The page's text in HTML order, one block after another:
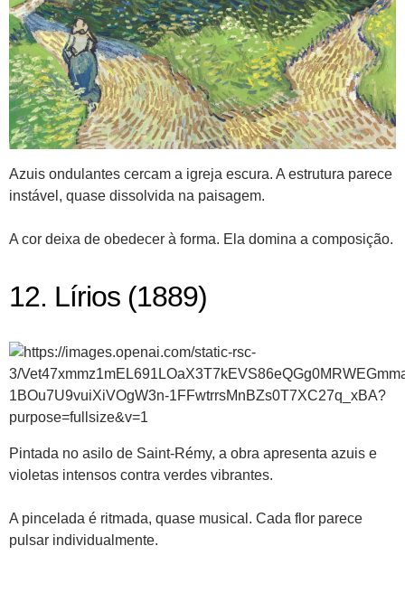
Azuis ondulantes cercam a igreja escura. A estrutura parece
instável, quase dissolvida na paisagem.
A cor deixa de obedecer à forma. Ela domina a composição.
12. Lírios (1889)
Pintada no asilo de Saint-Rémy, a obra apresenta azuis e
violetas intensos contra verdes vibrantes.
A pincelada é ritmada, quase musical. Cada flor parece
pulsar individualmente.